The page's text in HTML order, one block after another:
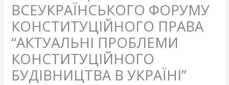
ВСЕУКРАЇНСЬКОГО ФОРУМУ
КОНСТИТУЦІЙНОГО ПРАВА
“АКТУАЛЬНІ ПРОБЛЕМИ
КОНСТИТУЦІЙНОГО
БУДІВНИЦТВА В УКРАЇНІ”